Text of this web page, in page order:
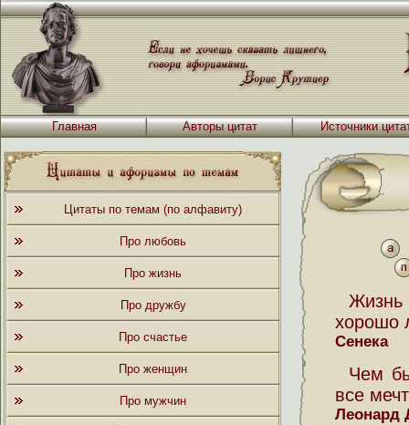
Главная Авторы цитат Источники
Цитаты по темам (по алфавиту)
Про любовь
Про жизнь
Про дружбу
Про счастье
Про женщин
Про мужчин
Жизнь
хорошо
Сенека
Чем
все
Леонард